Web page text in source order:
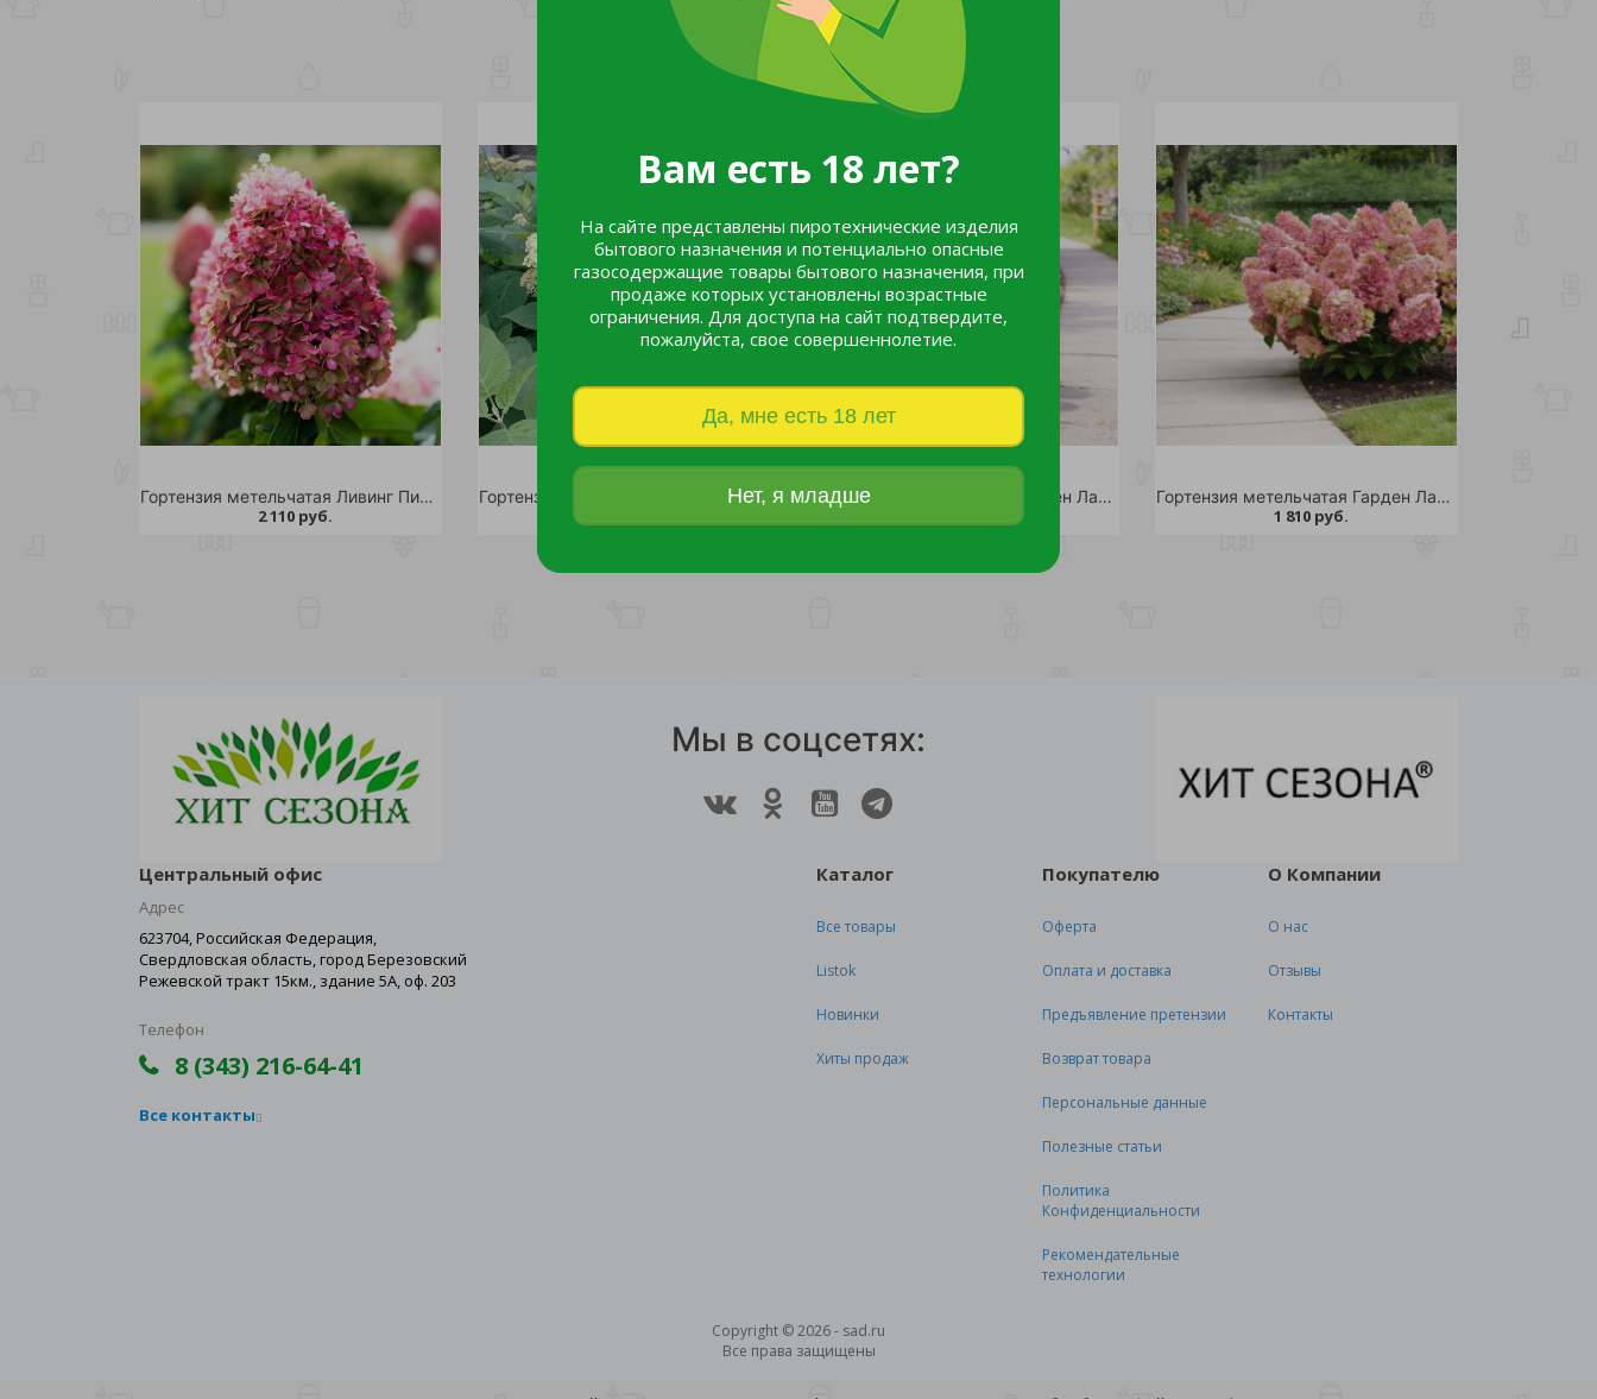
Вам есть 18 лет?
На сайте представлены пиротехнические изделия
бытового назначения и потенциально опасные
газосодержащие товары бытового назначения, при
продаже которых установлены возрастные
ограничения. Для доступа на сайт подтвердите,
пожалуйста, свое совершеннолетие.
Да, мне есть 18 лет
Нет, я младше
Гортензия метельчатая Ливинг Пинки Промис С2 1шт /Living Pinky Promise
2 110 руб.
Гортензия древовидная Лайм Рики С20 1шт/Hydrangea arborescens LIME RICKEY Гортензия метельчатая Гарден Лайтс Пинклайт С2 1шт /Garden Lights Pinklight Гортензия метельчатая Гарден Лайтс Редлайт С2 1шт /Garden Lights Redlight
1 810 руб.
Мы в соцсетях:
Центральный офис
Адрес
623704, Российская Федерация,
Свердловская область, город Березовский
Режевской тракт 15км., здание 5А, оф. 203
Телефон
8 (343) 216-64-41
Все контакты
Каталог
Все товары
Listok
Новинки
Хиты продаж
Покупателю
Оферта
Оплата и доставка
Предъявление претензии
Возврат товара
Персональные данные
Полезные статьи
Политика
Конфиденциальности
Рекомендательные
технологии
О Компании
О нас
Отзывы
Контакты
Copyright © 2026 - sad.ru
Все права защищены